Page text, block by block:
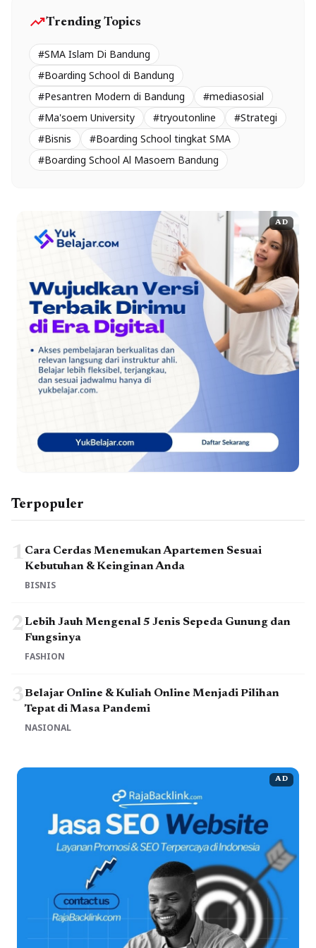
trending_upTrending Topics
#SMA Islam Di Bandung
#Boarding School di Bandung
#Pesantren Modern di Bandung
#mediasosial
#Ma'soem University
#tryoutonline
#Strategi
#Bisnis
#Boarding School tingkat SMA
#Boarding School Al Masoem Bandung
AD
Terpopuler
1 Cara Cerdas Menemukan Apartemen Sesuai
Kebutuhan & Keinginan Anda
BISNIS
2Lebih Jauh Mengenal 5 Jenis Sepeda Gunung dan
Fungsinya
FASHION
3Belajar Online & Kuliah Online Menjadi Pilihan
Tepat di Masa Pandemi
NASIONAL
AD